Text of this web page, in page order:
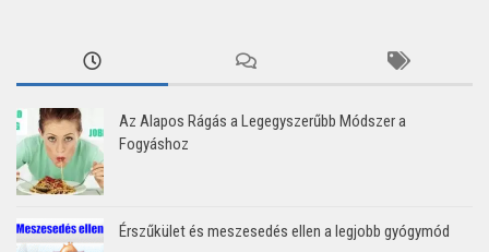
Az Alapos Rágás a Legegyszerűbb Módszer a
Fogyáshoz
Érszűkület és meszesedés ellen a legjobb gyógymód